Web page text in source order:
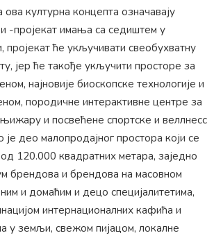
ова културна концепта означавају
-пројекат имања са седиштем у
пројекат ће укључивати свеобухватну
јер ће такође укључити просторе за
најновије биоскопске технологије и
породичне интерактивне центре за
и посвећене спортске и веллнесс
део малопродајног простора који се
120.000 квадратних метара, заједно
брендова и брендова на масовном
и домаћим и децо специјалитетима,
интернационалних кафића и
у земљи, свежом пијацом, локалне